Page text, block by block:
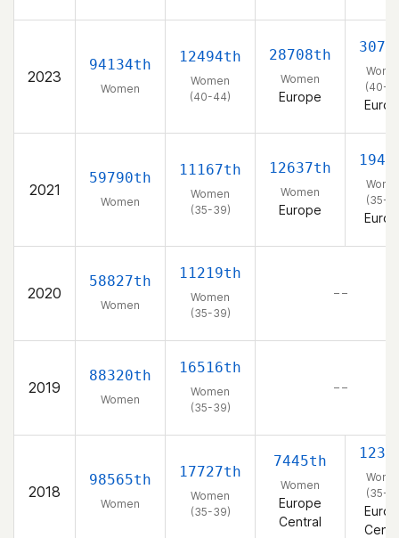
2023
94134th
Women
12494th
Women
(40-44)
28708th
Women
Europe
(40-
2021
59790th
Women
11167th
Women
(35-39)
12637th
Women
Europe
(35-
2020
58827th
Women
11219th
Women
(35-39)
– –
2019
88320th
Women
16516th
Women
(35-39)
– –
2018
98565th
Women
17727th
Women
(35-39)
7445th
Women
Europe
Central
(35-